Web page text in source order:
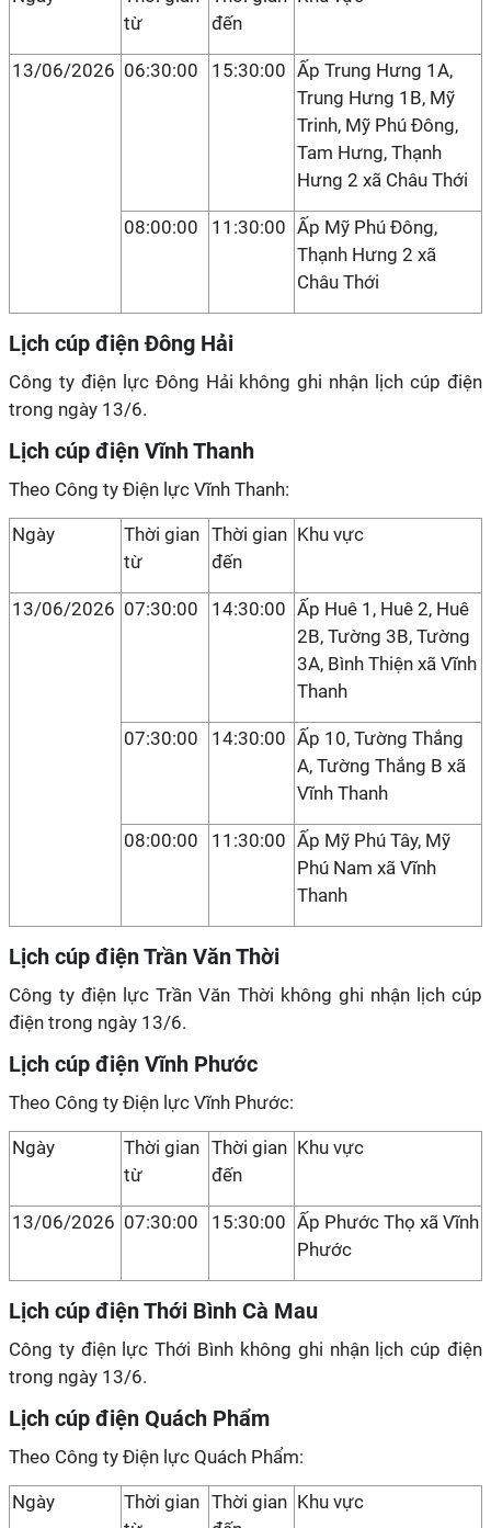
từ
đến
13/06/2026 06:30:00 15:30:00 Ấp Trung Hưng 1A,
Trung Hưng 1B, Mỹ
Trinh, Mỹ Phú Đông,
Tam Hưng, Thạnh
Hưng 2 xã Châu Thới
08:00:00 11:30:00 Ấp Mỹ Phú Đông,
Thạnh Hưng 2 xã
Châu Thới
Lịch cúp điện Đông Hải
Công ty điện lực Đông Hải không ghi nhận lịch cúp điện
trong ngày 13/6.
Lịch cúp điện Vĩnh Thanh
Theo Công ty Điện lực Vĩnh Thanh:
Ngày
Thời gian
từ
Thời gian
đến
Khu vực
13/06/2026 07:30:00 14:30:00 Ấp Huê 1, Huê 2, Huê
2B, Tường 3B, Tường
3A, Bình Thiện xã Vĩnh
Thanh
07:30:00 14:30:00 Ấp 10, Tường Thắng
A, Tường Thắng B xã
Vĩnh Thanh
08:00:00 11:30:00 Ấp Mỹ Phú Tây, Mỹ
Phú Nam xã Vĩnh
Thanh
Lịch cúp điện Trần Văn Thời
Công ty điện lực Trần Văn Thời không ghi nhận lịch cúp
điện trong ngày 13/6.
Lịch cúp điện Vĩnh Phước
Theo Công ty Điện lực Vĩnh Phước:
Ngày
Thời gian
từ
Thời gian
đến
Khu vực
13/06/2026 07:30:00 15:30:00 Ấp Phước Thọ xã Vĩnh
Phước
Lịch cúp điện Thới Bình Cà Mau
Công ty điện lực Thới Bình không ghi nhận lịch cúp điện
trong ngày 13/6.
Lịch cúp điện Quách Phẩm
Theo Công ty Điện lực Quách Phẩm:
Ngày
Thời gian Thời gian Khu vực